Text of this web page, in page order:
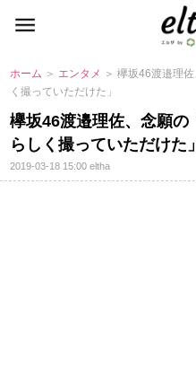
ホーム ＞ エンタメ ＞ 欅坂46渡邉理
く撮っていただけた」
欅坂46渡邉理佐、念願
らしく撮っていただけた」
2019-03-18 15:00eltha